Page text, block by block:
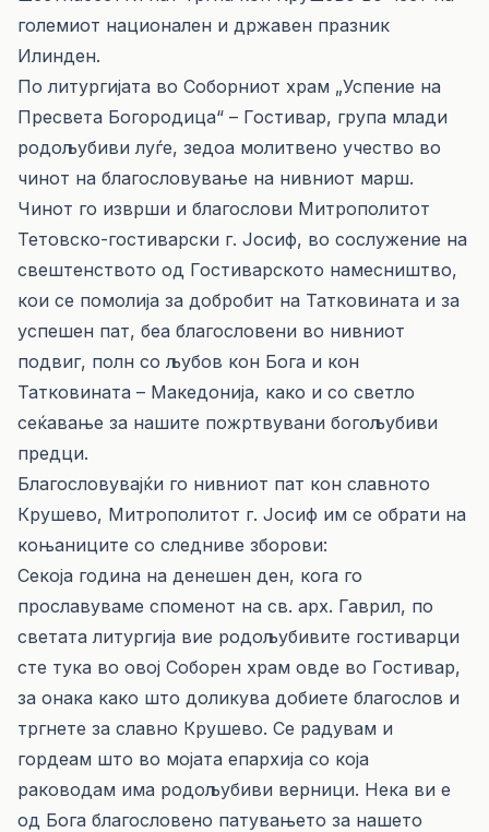
големиот национален и државен празник
Илинден.
По литургијата во Соборниот храм „Успение на
Пресвета Богородица“ – Гостивар, група млади
родољубиви луѓе, зедоа молитвено учество во
чинот на благословување на нивниот марш.
Чинот го изврши и благослови Митрополитот
Тетовско-гостиварски г. Јосиф, во сослужение на
свештенството од Гостиварското намесништво,
кои се помолија за добробит на Татковината и за
успешен пат, беа благословени во нивниот
подвиг, полн со љубов кон Бога и кон
Татковината – Македонија, како и со светло
сеќавање за нашите пожртвувани богољубиви
предци.
Благословувајќи го нивниот пат кон славното
Крушево, Митрополитот г. Јосиф им се обрати на
коњаниците со следниве зборови:
Секоја година на денешен ден, кога го
прославуваме споменот на св. арх. Гаврил, по
светата литургија вие родољубивите гостиварци
сте тука во овој Соборен храм овде во Гостивар,
за онака како што доликува добиете благослов и
тргнете за славно Крушево. Се радувам и
гордеам што во мојата епархија со која
раководам има родољубиви верници. Нека ви е
од Бога благословено патувањето за нашето